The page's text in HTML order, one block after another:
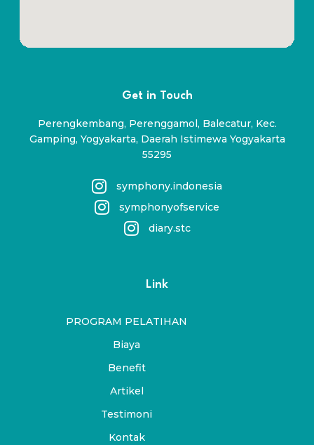
Get in Touch
Perengkembang, Perenggamol, Balecatur, Kec.
Gamping, Yogyakarta, Daerah Istimewa Yogyakarta
55295
symphony.indonesia
symphonyofservice
diary.stc
Link
PROGRAM PELATIHAN
Biaya
Benefit
Artikel
Testimoni
Kontak